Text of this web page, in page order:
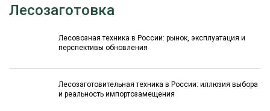
Лесозаготовка
Лесовозная техника в России: рынок, эксплуатация и
перспективы обновления
Лесозаготовительная техника в России: иллюзия выбора
и реальность импортозамещения